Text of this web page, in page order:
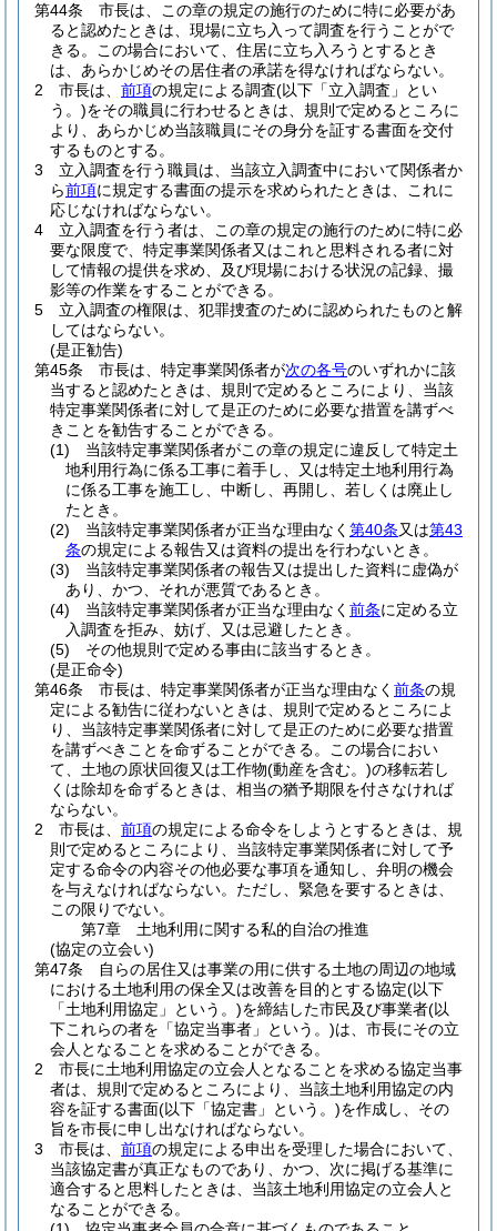
第44条
市長は、この章の規定の施行のために特に必要があ
ると認めたときは、現場に立ち入って調査を行うことがで
きる。
この場合において、住居に立ち入ろうとするとき
は、あらかじめその居住者の承諾を得なければならない。
2
市長は、 前項の規定による調査(以下「立入調査」とい
う。)をその職員に行わせるときは、規則で定めるところに
より、あらかじめ当該職員にその身分を証する書面を交付
するものとする。
3
立入調査を行う職員は、当該立入調査中において関係者か
ら前項に規定する書面の提示を求められたときは、これに
応じなければならない。
4
立入調査を行う者は、この章の規定の施行のために特に必
要な限度で、特定事業関係者又はこれと思料される者に対
して情報の提供を求め、及び現場における状況の記録、撮
影等の作業をすることができる。
5
立入調査の権限は、犯罪捜査のために認められたものと解
してはならない。
(是正勧告)
第45条
市長は、特定事業関係者が次の各号のいずれかに該
当すると認めたときは、規則で定めるところにより、当該
特定事業関係者に対して是正のために必要な措置を講ずべ
きことを勧告することができる。
(1)
当該特定事業関係者がこの章の規定に違反して特定土
地利用行為に係る工事に着手し、又は特定土地利用行為
に係る工事を施工し、中断し、再開し、若しくは廃止し
たとき。
(2)
当該特定事業関係者が正当な理由なく 第40条又は第43
条の規定による報告又は資料の提出を行わないとき。
(3)
当該特定事業関係者の報告又は提出した資料に虚偽が
あり、かつ、それが悪質であるとき。
(4)
当該特定事業関係者が正当な理由なく 前条に定める立
入調査を拒み、妨げ、又は忌避したとき。
(5)
その他規則で定める事由に該当するとき。
(是正命令)
第46条
市長は、特定事業関係者が正当な理由なく 前条の規
定による勧告に従わないときは、規則で定めるところによ
り、当該特定事業関係者に対して是正のために必要な措置
を講ずべきことを命ずることができる。
この場合におい
て、土地の原状回復又は工作物(動産を含む。)の移転若し
くは除却を命ずるときは、相当の猶予期限を付さなければ
ならない。
2
市長は、 前項の規定による命令をしようとするときは、規
則で定めるところにより、当該特定事業関係者に対して予
定する命令の内容その他必要な事項を通知し、弁明の機会
を与えなければならない。 ただし、緊急を要するときは、
この限りでない。
第7章
土地利用に関する私的自治の推進
(協定の立会い)
第47条
自らの居住又は事業の用に供する土地の周辺の地域
における土地利用の保全又は改善を目的とする協定(以下
「土地利用協定」という。)を締結した市民及び事業者(以
下これらの者を「協定当事者」という。)は、市長にその立
会人となることを求めることができる。
2
市長に土地利用協定の立会人となることを求める協定当事
者は、規則で定めるところにより、当該土地利用協定の内
容を証する書面(以下「協定書」という。)を作成し、その
旨を市長に申し出なければならない。
3
市長は、 前項の規定による申出を受理した場合において、
当該協定書が真正なものであり、かつ、次に掲げる基準に
適合すると思料したときは、当該土地利用協定の立会人と
なることができる。